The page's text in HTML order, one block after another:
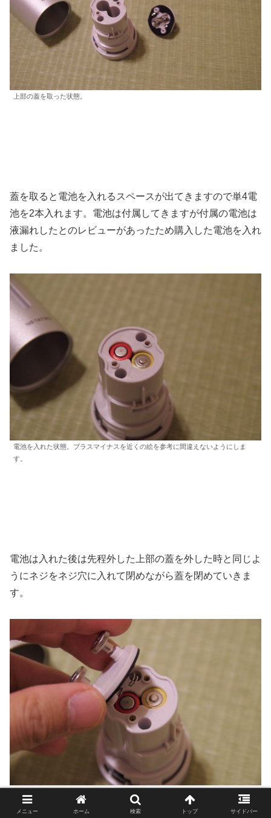
上部の蓋を取った状態。
蓋を取ると電池を入れるスペースが出てきますので単4電
池を2本入れます。電池は付属してきますが付属の電池は
液漏れしたとのレビューがあったため購入した電池を入れ
ました。
電池を入れた状態。プラスマイナスを近くの絵を参考に間違えないようにしま
す。
電池は入れた後は先程外した上部の蓋を外した時と同じよ
うにネジをネジ穴に入れて閉めながら蓋を閉めていきま
す。
いけばネジ穴に入ります。
メニュー ホーム 検索 トップ サイドバー